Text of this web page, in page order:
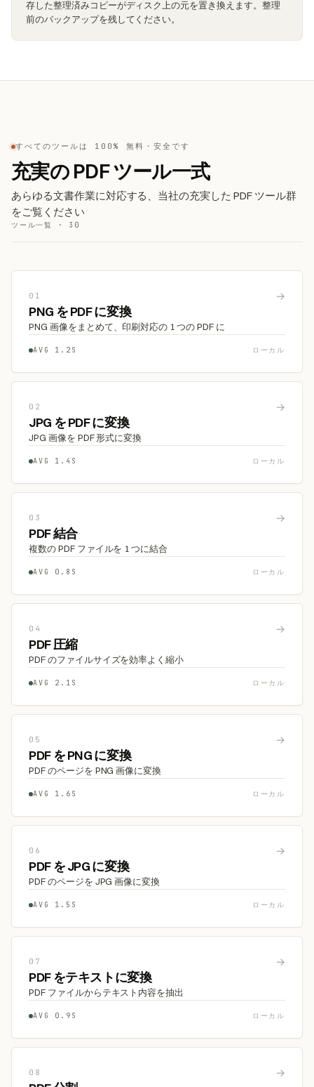
存した整理済みコピーがディスク上の元を置き換えます。整理
前のバックアップを残してください。
すべてのツールは 100% 無料・安全です
充実の PDF ツール一式
あらゆる文書作業に対応する、当社の充実した PDF ツール群
をご覧ください
ツール一覧 · 30
01 →
PNG を PDF に変換
PNG 画像をまとめて、印刷対応の 1 つの PDF に
AVG 1.2S ローカル
02 →
JPG を PDF に変換
JPG 画像を PDF 形式に変換
AVG 1.4S ローカル
03 →
PDF 結合
複数の PDF ファイルを 1 つに結合
AVG 0.8S ローカル
04 →
PDF 圧縮
PDF のファイルサイズを効率よく縮小
AVG 2.1S ローカル
05 →
PDF を PNG に変換
PDF のページを PNG 画像に変換
AVG 1.6S ローカル
06 →
PDF を JPG に変換
PDF のページを JPG 画像に変換
AVG 1.5S ローカル
07 →
PDF をテキストに変換
PDF ファイルからテキスト内容を抽出
AVG 0.9S ローカル
08 →